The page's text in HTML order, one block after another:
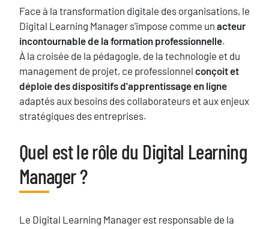
Face à la transformation digitale des organisations, le
Digital Learning Manager s'impose comme un acteur
incontournable de la formation professionnelle.
À la croisée de la pédagogie, de la technologie et du
management de projet, ce professionnel conçoit et
déploie des dispositifs d'apprentissage en ligne
adaptés aux besoins des collaborateurs et aux enjeux
stratégiques des entreprises.
Titre
Quel est le rôle du Digital Learning
Manager ?
Texte
Le Digital Learning Manager est responsable de la